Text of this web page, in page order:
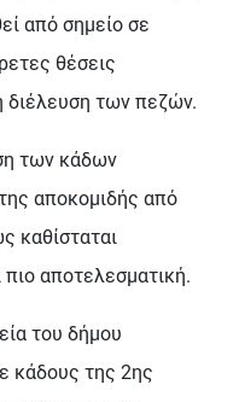
από σημείο σε
θέσεις
διέλευση των πεζών.
των κάδων
της αποκομιδής από
καθίσταται
αποτελεσματική.
του δήμου
κάδους της 2ης